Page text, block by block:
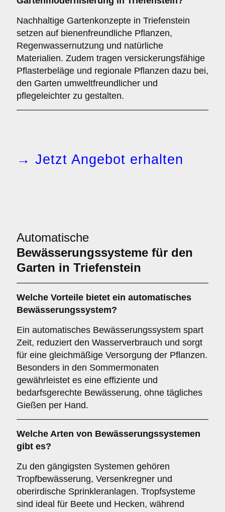
Nachhaltige Gartenkonzepte in Triefenstein
setzen auf bienenfreundliche Pflanzen,
Regenwassernutzung und natürliche
Materialien. Zudem tragen versickerungsfähige
Pflasterbeläge und regionale Pflanzen dazu bei,
den Garten umweltfreundlicher und
pflegeleichter zu gestalten.
→ Jetzt Angebot erhalten
Automatische
Bewässerungssysteme für den
Garten in Triefenstein
Welche Vorteile bietet ein automatisches
Bewässerungssystem?
Ein automatisches Bewässerungssystem spart
Zeit, reduziert den Wasserverbrauch und sorgt
für eine gleichmäßige Versorgung der Pflanzen.
Besonders in den Sommermonaten
gewährleistet es eine effiziente und
bedarfsgerechte Bewässerung, ohne tägliches
Gießen per Hand.
Welche Arten von Bewässerungssystemen
gibt es?
Zu den gängigsten Systemen gehören
Tropfbewässerung, Versenkregner und
oberirdische Sprinkleranlagen. Tropfsysteme
sind ideal für Beete und Hecken, während